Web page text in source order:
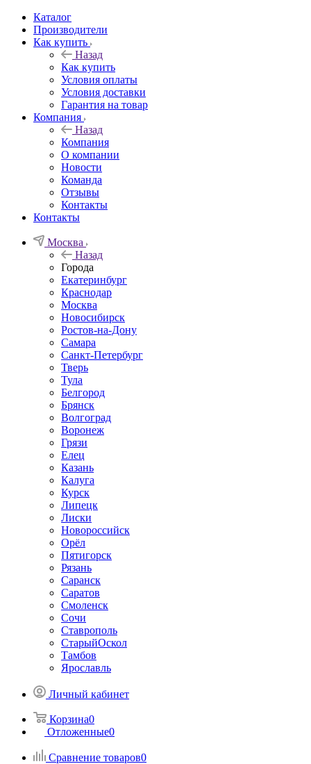
Каталог
Производители
Как купить
Назад
Как купить
Условия оплаты
Условия доставки
Гарантия на товар
Компания
Назад
Компания
О компании
Новости
Команда
Отзывы
Контакты
Контакты
Москва
Назад
Города
Екатеринбург
Краснодар
Москва
Новосибирск
Ростов-на-Дону
Самара
Санкт-Петербург
Тверь
Тула
Белгород
Брянск
Волгоград
Воронеж
Грязи
Елец
Казань
Калуга
Курск
Липецк
Лиски
Новороссийск
Орёл
Пятигорск
Рязань
Саранск
Саратов
Смоленск
Сочи
Ставрополь
СтарыйОскол
Тамбов
Ярославль
Личный кабинет
Корзина0
Отложенные0
Сравнение товаров0